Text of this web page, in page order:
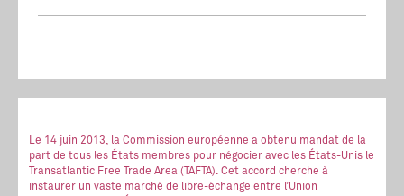
Le 14 juin 2013, la Commission européenne a obtenu mandat de la
part de tous les États membres pour négocier avec les États-Unis le
Transatlantic Free Trade Area (TAFTA). Cet accord cherche à
instaurer un vaste marché de libre-échange entre l’Union